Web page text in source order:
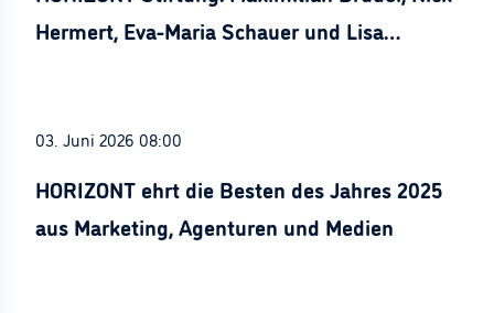
Hermert, Eva-Maria Schauer und Lisa
03. Juni 2026 08:00
HORIZONT ehrt die Besten des Jahres 2025
aus Marketing, Agenturen und Medien